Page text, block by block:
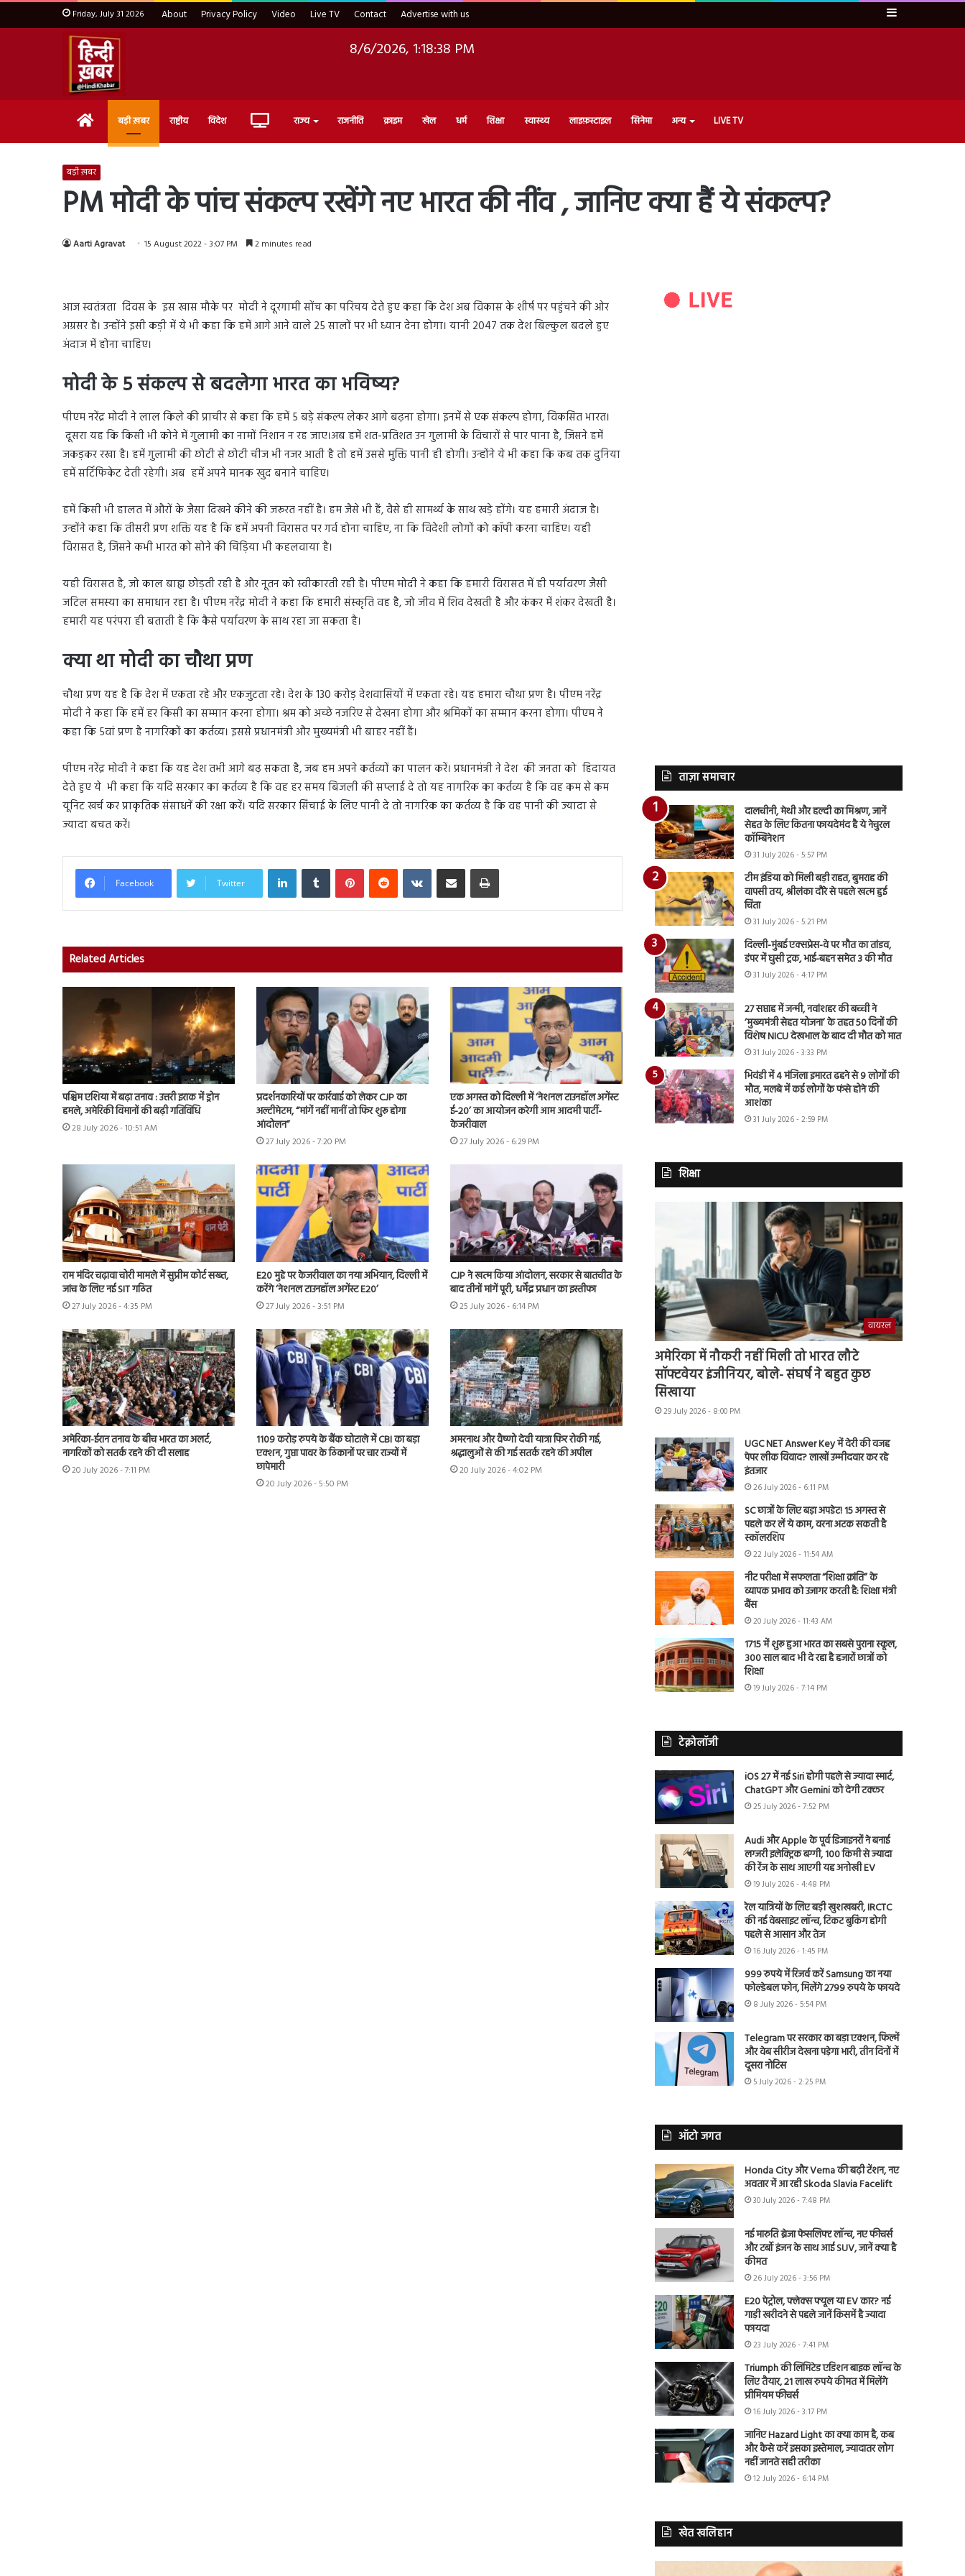
Friday, July 31 2026 About Privacy Policy Video Live TV Contact Advertise with us Sidebar
8/6/2026, 1:18:39 PM
Home बड़ी ख़बर राष्ट्रीय विदेश Live राज्य राजनीति क्राइम खेल धर्म शिक्षा स्वास्थ्य लाइफ़स्टाइल सिनेमा अन्य LIVE TV
बड़ी ख़बर
PM मोदी के पांच संकल्प रखेंगे नए भारत की नींव , जानिए क्या हैं ये संकल्प?
Aarti Agravat 15 August 2022 - 3:07 PM 2 minutes read
आज स्वतंत्रता दिवस के इस खास मौके पर मोदी ने दूरगामी सोंच का परिचय देते हुए कहा कि देश अब विकास के शीर्ष पर पहुंचने की ओर
अग्रसर है। उन्होंने इसी कड़ी में ये भी कहा कि हमें आगे आने वाले 25 सालों पर भी ध्यान देना होगा। यानी 2047 तक देश बिल्कुल बदले हुए
अंदाज में होना चाहिए।
मोदी के 5 संकल्प से बदलेगा भारत का भविष्य?
पीएम नरेंद्र मोदी ने लाल किले की प्राचीर से कहा कि हमें 5 बड़े संकल्प लेकर आगे बढ़ना होगा। इनमें से एक संकल्प होगा, विकसित भारत।
दूसरा यह कि किसी भी कोने में गुलामी का नामों निशान न रह जाए।अब हमें शत-प्रतिशत उन गुलामी के विचारों से पार पाना है, जिसने हमें
जकड़कर रखा है। हमें गुलामी की छोटी से छोटी चीज भी नजर आती है तो हमें उससे मुक्ति पानी ही होगी। उन्होंने ये भी कहा कि कब तक दुनिया
हमें सर्टिफिकेट देती रहेगी। अब हमें अपने मानक खुद बनाने चाहिए।
हमें किसी भी हालत में औरों के जैसा दिखने कीने की जरूरत नहीं है। हम जैसे भी हैं, वैसे ही सामर्थ्य के साथ खड़े होंगे। यह हमारी अंदाज है।
उन्होंने कहा कि तीसरी प्रण शक्ति यह है कि हमें अपनी विरासत पर गर्व होना चाहिए, ना कि विदेशी लोगों को कॉपी करना चाहिए। यही
विरासत है, जिसने कभी भारत को सोने की चिड़िया भी कहलवाया है।
यही विरासत है, जो काल बाह्य छोड़ती रही है और नूतन को स्वीकारती रही है। पीएम मोदी ने कहा कि हमारी विरासत में ही पर्यावरण जैसी
जटिल समस्या का समाधान रहा है। पीएम नरेंद्र मोदी ने कहा कि हमारी संस्कृति वह है, जो जीव में शिव देखती है और कंकर में शंकर देखती है।
हमारी यह परंपरा ही बताती है कि कैसे पर्यावरण के साथ रहा जा सकता है।
क्या था मोदी का चौथा प्रण
चौथा प्रण यह है कि देश में एकता रहे और एकजुटता रहे। देश के 130 करोड़ देशवासियों में एकता रहे। यह हमारा चौथा प्रण है। पीएम नरेंद्र
मोदी ने कहा कि हमें हर किसी का सम्मान करना होगा। श्रम को अच्छे नजरिए से देखना होगा और श्रमिकों का सम्मान करना होगा। पीएम ने
कहा कि 5वां प्रण है नागरिकों का कर्तव्य। इससे प्रधानमंत्री और मुख्यमंत्री भी बाहर नहीं हैं।
पीएम नरेंद्र मोदी ने कहा कि यह देश तभी आगे बढ़ सकता है, जब हम अपने कर्तव्यों का पालन करें। प्रधानमंत्री ने देश की जनता को हिदायत
देते हुए ये भी कहा कि यदि सरकार का कर्तव्य है कि वह हर समय बिजली की सप्लाई दे तो यह नागरिक का कर्तव्य है कि वह कम से कम
यूनिट खर्च कर प्राकृतिक संसाधनें की रक्षा करें। यदि सरकार सिंचाई के लिए पानी दे तो नागरिक का कर्तव्य है कि वह पानी की ज्यादा से
ज्यादा बचत करें।
Facebook Twitter
LinkedInTumblr PinterestReddit VKontakteShare via Email Print
Related Articles
पश्चिम एशिया में बढ़ा तनाव : उत्तरी इराक में ड्रोन
हमले, अमेरिकी विमानों की बढ़ी गतिविधि
28 July 2026 - 10:51 AM
प्रदर्शनकारियों पर कार्रवाई को लेकर CJP का
अल्टीमेटम, “मांगें नहीं मानीं तो फिर शुरू होगा
आंदोलन”
27 July 2026 - 7:20 PM
एक अगस्त को दिल्ली में ‘नेशनल टाउनहॉल अगेंस्ट
ई-20’ का आयोजन करेगी आम आदमी पार्टी-
केजरीवाल
27 July 2026 - 6:29 PM
राम मंदिर चढ़ावा चोरी मामले में सुप्रीम कोर्ट सख्त,
जांच के लिए नई SIT गठित
27 July 2026 - 4:35 PM
E20 मुद्दे पर केजरीवाल का नया अभियान, दिल्ली में
करेंगे ‘नेशनल टाउनहॉल अगेंस्ट E20’
27 July 2026 - 3:51 PM
CJP ने खत्म किया आंदोलन, सरकार से बातचीत के
बाद तीनों मांगें पूरी, धर्मेंद्र प्रधान का इस्तीफा
25 July 2026 - 6:14 PM
अमेरिका-ईरान तनाव के बीच भारत का अलर्ट,
नागरिकों को सतर्क रहने की दी सलाह
20 July 2026 - 7:11 PM
1109 करोड़ रुपये के बैंक घोटाले में CBI का बड़ा
एक्शन, गुप्ता पावर के ठिकानों पर चार राज्यों में
छापेमारी
20 July 2026 - 5:50 PM
अमरनाथ और वैष्णो देवी यात्रा फिर रोकी गई,
श्रद्धालुओं से की गई सतर्क रहने की अपील
20 July 2026 - 4:02 PM
ताज़ा समाचार
दालचीनी, मेथी और हल्दी का मिश्रण, जानें
सेहत के लिए कितना फायदेमंद है ये नेचुरल
कॉम्बिनेशन
31 July 2026 - 5:57 PM
टीम इंडिया को मिली बड़ी राहत, बुमराह की
वापसी तय, श्रीलंका दौरे से पहले खत्म हुई
चिंता
31 July 2026 - 5:21 PM
दिल्ली-मुंबई एक्सप्रेस-वे पर मौत का तांडव,
डंपर में घुसी ट्रक, भाई-बहन समेत 3 की मौत
31 July 2026 - 4:17 PM
27 सप्ताह में जन्मी, नवांशहर की बच्ची ने
‘मुख्यमंत्री सेहत योजना’ के तहत 50 दिनों की
विशेष NICU देखभाल के बाद दी मौत को मात
31 July 2026 - 3:33 PM
भिवंडी में 4 मंजिला इमारत ढहने से 9 लोगों की
मौत, मलबे में कई लोगों के फंसे होने की
आशंका
31 July 2026 - 2:59 PM
शिक्षा
वायरल
अमेरिका में नौकरी नहीं मिली तो भारत लौटे
सॉफ्टवेयर इंजीनियर, बोले- संघर्ष ने बहुत कुछ
सिखाया
29 July 2026 - 8:00 PM
UGC NET Answer Key में देरी की वजह
पेपर लीक विवाद? लाखों उम्मीदवार कर रहे
इंतजार
26 July 2026 - 6:11 PM
SC छात्रों के लिए बड़ा अपडेट! 15 अगस्त से
पहले कर लें ये काम, वरना अटक सकती है
स्कॉलरशिप
22 July 2026 - 11:54 AM
नीट परीक्षा में सफलता “शिक्षा क्रांति” के
व्यापक प्रभाव को उजागर करती है: शिक्षा मंत्री
बैंस
20 July 2026 - 11:43 AM
1715 में शुरू हुआ भारत का सबसे पुराना स्कूल,
300 साल बाद भी दे रहा है हजारों छात्रों को
शिक्षा
19 July 2026 - 7:14 PM
टेक्नोलॉजी
iOS 27 में नई Siri होगी पहले से ज्यादा स्मार्ट,
ChatGPT और Gemini को देगी टक्कर
25 July 2026 - 7:52 PM
Audi और Apple के पूर्व डिजाइनरों ने बनाई
लग्जरी इलेक्ट्रिक बग्गी, 100 किमी से ज्यादा
की रेंज के साथ आएगी यह अनोखी EV
19 July 2026 - 4:48 PM
रेल यात्रियों के लिए बड़ी खुशखबरी, IRCTC
की नई वेबसाइट लॉन्च, टिकट बुकिंग होगी
पहले से आसान और तेज
16 July 2026 - 1:45 PM
999 रुपये में रिजर्व करें Samsung का नया
फोल्डेबल फोन, मिलेंगे 2799 रुपये के फायदे
8 July 2026 - 5:54 PM
Telegram पर सरकार का बड़ा एक्शन, फिल्में
और वेब सीरीज देखना पड़ेगा भारी, तीन दिनों में
दूसरा नोटिस
5 July 2026 - 2:25 PM
ऑटो जगत
Honda City और Verna की बढ़ी टेंशन, नए
अवतार में आ रही Skoda Slavia Facelift
30 July 2026 - 7:48 PM
नई मारुति ब्रेजा फेसलिफ्ट लॉन्च, नए फीचर्स
और टर्बो इंजन के साथ आई SUV, जानें क्या है
कीमत
26 July 2026 - 3:56 PM
E20 पेट्रोल, फ्लेक्स फ्यूल या EV कार? नई
गाड़ी खरीदने से पहले जानें किसमें है ज्यादा
फायदा
23 July 2026 - 7:41 PM
Triumph की लिमिटेड एडिशन बाइक लॉन्च के
लिए तैयार, 21 लाख रुपये कीमत में मिलेंगे
प्रीमियम फीचर्स
16 July 2026 - 3:17 PM
जानिए Hazard Light का क्या काम है, कब
और कैसे करें इसका इस्तेमाल, ज्यादातर लोग
नहीं जानते सही तरीका
12 July 2026 - 6:14 PM
खेत खलिहान